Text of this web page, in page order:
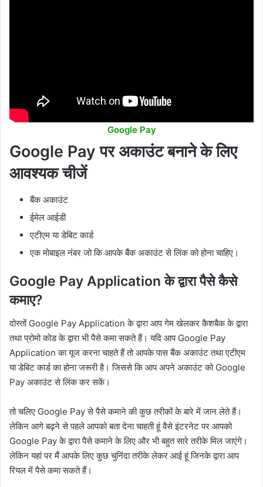
Google Pay
Google Pay पर अकाउंट बनाने के लिए
आवश्यक चीजें
बैंक अकाउंट
ईमेल आईडी
एटीएम या डेबिट कार्ड
एक मोबाइल नंबर जो कि आपके बैंक अकाउंट से लिंक को होना चाहिए।
Google Pay Application के द्वारा पैसे कैसे
कमाए?
दोस्तों Google Pay Application के द्वारा आप गेम खेलकर कैशबैक के द्वारा
तथा प्रोमो कोड के द्वारा भी पैसे कमा सकते हैं। यदि आप Google Pay
Application का यूज करना चाहते हैं तो आपके पास बैंक अकाउंट तथा एटीएम
या डेबिट कार्ड का होना जरूरी है। जिससे कि आप अपने अकाउंट को Google
Pay अकाउंट से लिंक कर सकें।
तो चलिए Google Pay से पैसे कमाने की कुछ तरीकों के बारे में जान लेते हैं।
लेकिन आगे बढ़ने से पहले आपको बता देना चाहती हूं वैसे इंटरनेट पर आपको
Google Pay के द्वारा पैसे कमाने के लिए और भी बहुत सारे तरीके मिल जाएंगे।
लेकिन यहां पर मैं आपके लिए कुछ चुनिंदा तरीके लेकर आई हूं जिनके द्वारा आप
रियल में पैसे कमा सकते हैं।